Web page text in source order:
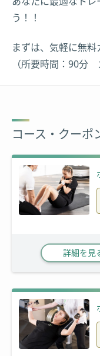
う！！
まずは、気軽に無
（所要時間：90分
コース・クーポ
詳細を見